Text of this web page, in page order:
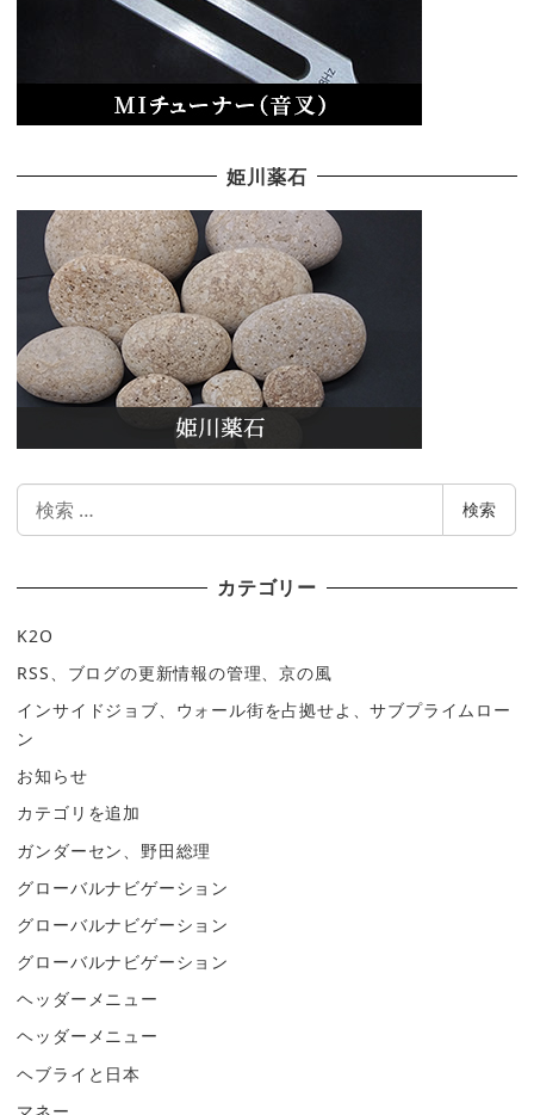
姫川薬石
検
検索
カテゴリー
K2O
RSS、ブログの更新情報の管理、京の風
インサイドジョブ、ウォール街を占拠せよ、サブプライムロー
ン
お知らせ
カテゴリを追加
ガンダーセン、野田総理
グローバルナビゲーション
グローバルナビゲーション
グローバルナビゲーション
ヘッダーメニュー
ヘッダーメニュー
ヘブライと日本